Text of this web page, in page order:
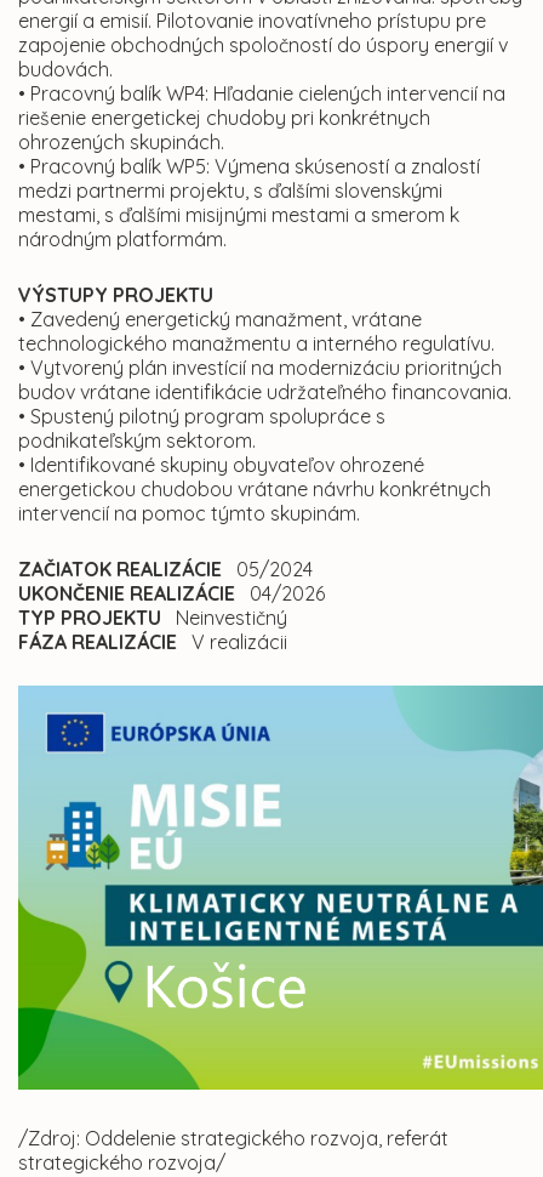
energií a emisií. Pilotovanie inovatívneho prístupu pre
zapojenie obchodných spoločností do úspory energií v
budovách.
• Pracovný balík WP4: Hľadanie cielených intervencií na
riešenie energetickej chudoby pri konkrétnych
ohrozených skupinách.
• Pracovný balík WP5: Výmena skúseností a znalostí
medzi partnermi projektu, s ďalšími slovenskými
mestami, s ďalšími misijnými mestami a smerom k
národným platformám.
VÝSTUPY PROJEKTU
• Zavedený energetický manažment, vrátane
technologického manažmentu a interného regulatívu.
• Vytvorený plán investícií na modernizáciu prioritných
budov vrátane identifikácie udržateľného financovania.
• Spustený pilotný program spolupráce s
podnikateľským sektorom.
• Identifikované skupiny obyvateľov ohrozené
energetickou chudobou vrátane návrhu konkrétnych
intervencií na pomoc týmto skupinám.
ZAČIATOK REALIZÁCIE 05/2024
UKONČENIE REALIZÁCIE 04/2026
TYP PROJEKTU Neinvestičný
FÁZA REALIZÁCIE V realizácii
/Zdroj: Oddelenie strategického rozvoja, referát
strategického rozvoja/